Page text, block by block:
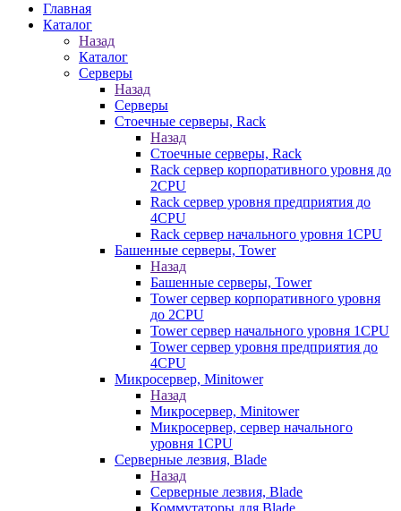
Главная
Каталог
Назад
Каталог
Серверы
Назад
Серверы
Стоечные серверы, Rack
Назад
Стоечные серверы, Rack
Rack сервер корпоративного уровня до
2CPU
Rack сервер уровня предприятия до
4CPU
Rack сервер начального уровня 1CPU
Башенные серверы, Tower
Назад
Башенные серверы, Tower
Tower сервер корпоративного уровня
до 2CPU
Tower сервер начального уровня 1CPU
Tower сервер уровня предприятия до
4CPU
Микросервер, Minitower
Назад
Микросервер, Minitower
Микросервер, сервер начального
уровня 1CPU
Серверные лезвия, Blade
Назад
Серверные лезвия, Blade
Коммутаторы для Blade